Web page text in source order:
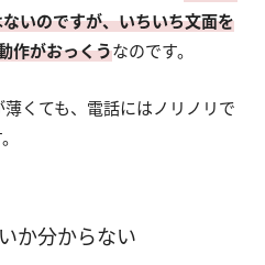
いのですが、いちいち文面を
作がおっくうなのです。
くても、電話にはノリノリで
か分からない